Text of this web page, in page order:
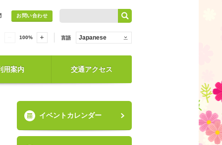
お問い合わせ
100% 言語 Japanese
用案内 交通アクセス
イベントカレンダー